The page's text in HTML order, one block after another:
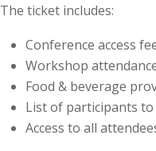
The ticket includes:
Conference access
Workshop
Food & beverage
List of participants
Access to all